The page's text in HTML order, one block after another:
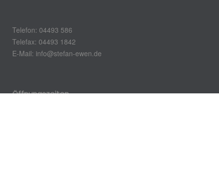
Telefon: 04493 586
Telefax: 04493 1842
E-Mail: info@stefan-ewen.de
Öffnungszeiten